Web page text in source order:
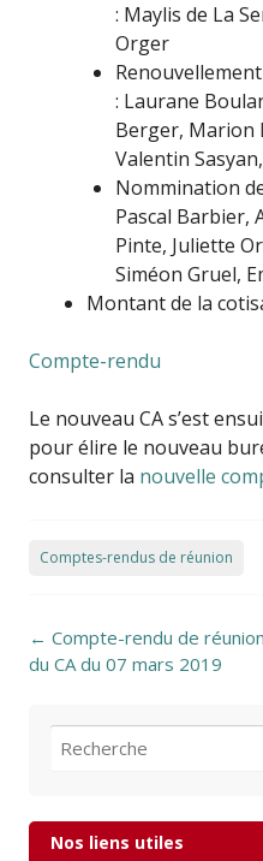
: Maylis de La
Orger
: Laurane
Berger, Marion
Valentin
Nommination
Pascal Barbier,
Pinte, Juliette
Siméon Gruel,
Montant de la
Compte-rendu
Le nouveau CA s’est
pour élire le nouveau
consulter la nouvelle
Comptes-rendus de réunion
Post navigation
← Compte-rendu de réunion
du CA du 07 mars 2019
Recherche pour:
Nos liens utiles